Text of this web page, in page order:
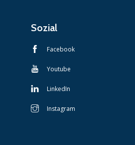
Sozial
Facebook
Youtube
LinkedIn
Instagram